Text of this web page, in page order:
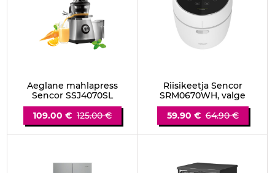
Aeglane mahlapress
Sencor SSJ4070SL
109.00 € 125.00 €
Riisikeetja Sencor
SRM0670WH, valge
59.90 € 64.90 €